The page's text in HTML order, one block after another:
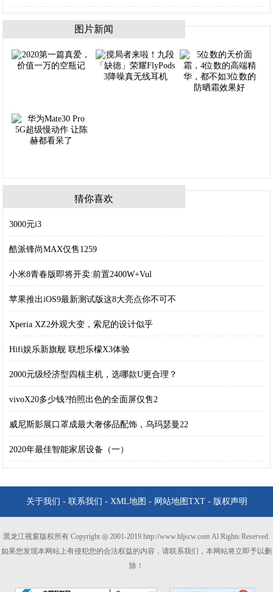
图片新闻
猜你喜欢
3000元i3
酷派锋尚MAX仅售1259
小米8青春版即将开卖:前置2400W+Vul
苹果推出iOS9最新测试版这8大亮点你不可不
Xperia XZ2外观大变，索尼的设计似乎
Hifi娱乐新旗舰 联想乐檬X3体验
2000元级经济型四核主机，选哪款U更合理？
vivoX20多少钱?拍照出色的全面屏仅售2
威尼斯影展口罩成最大奢侈品配饰，乌玛瑟曼22
2020年最佳智能家居设备（一）
关于我们 - 联系我们 - XML地图 - 网站地图TXT- 版权声明
黑龙江视窗版权所有 Copyright ◎ 2001-2019 http://www.hljscw.com Al Rights Reserved.
如果您发现本网站上有侵犯您的合法权益的内容，请联系我们，本网站将立即予以删
除！